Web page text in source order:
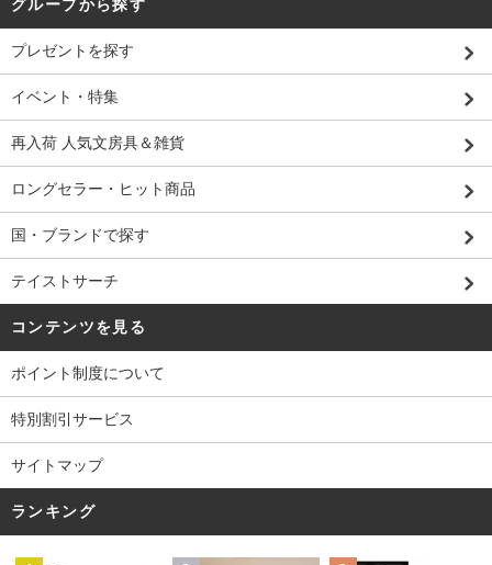
グループから探す
プレゼントを探す
イベント・特集
再入荷 人気文房具＆雑貨
ロングセラー・ヒット商品
国・ブランドで探す
テイストサーチ
コンテンツを見る
ポイント制度について
特別割引サービス
サイトマップ
ランキング